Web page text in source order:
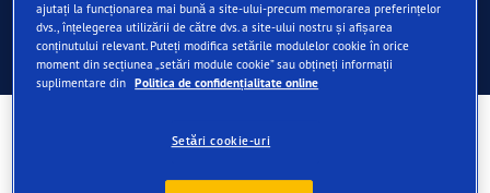
Discuţia cu distribuitorul
Discuţia cu distribuitorul
ajutați la funcționarea mai bună a site-ului-precum memorarea preferințelor
dvs., înțelegerea utilizării de către dvs. a site-ului nostru și afișarea
conținutului relevant. Puteți modifica setările modulelor cookie în orice
moment din secțiunea „setări module cookie” sau obțineți informații
suplimentare din Politica de confidențialitate online
Setări cookie-uri